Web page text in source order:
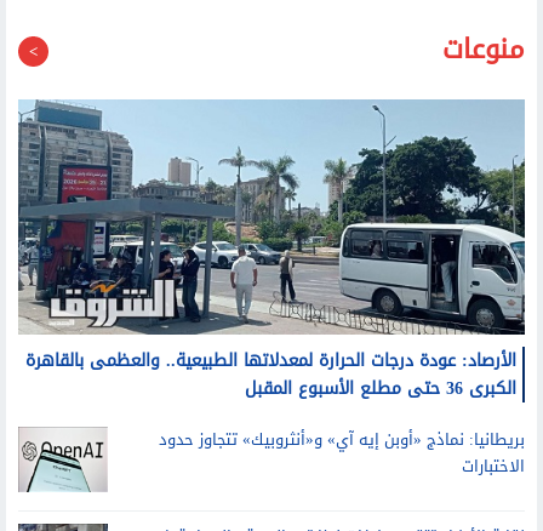
منوعات
الأرصاد: عودة درجات الحرارة لمعدلاتها الطبيعية.. والعظمى بالقاهرة
الكبرى 36 حتى مطلع الأسبوع المقبل
بريطانيا: نماذج «أوبن إيه آي» و«أنثروبيك» تتجاوز حدود
الاختبارات